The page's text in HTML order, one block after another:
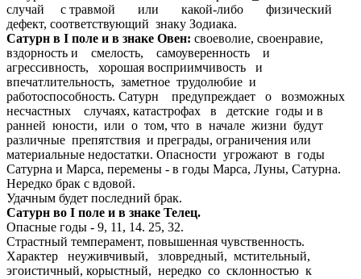
случай с травмой или какой-либо физический
дефект, соответствующий знаку Зодиака.
Сатурн в I поле и в знаке Овен: своеволие, своенравие,
вздорность и смелость, самоуверенность и
агрессивность, хорошая восприимчивость и
впечатлительность, заметное трудолюбие и
работоспособность. Сатурн предупреждает о возможных
несчастных случаях, катастрофах в детские годы и в
ранней юности, или о том, что в начале жизни будут
различные препятствия и преграды, ограничения или
материальные недостатки. Опасности угрожают в годы
Сатурна и Марса, перемены - в годы Марса, Луны, Сатурна.
Нередко брак с вдовой.
Удачным будет последний брак.
Сатурн во I поле и в знаке Телец.
Опасные годы - 9, 11, 14. 25, 32.
Страстный темперамент, повышенная чувственность.
Характер неуживчивый, зловредный, мстительный,
эгоистичный, корыстный, нередко со склонностью к